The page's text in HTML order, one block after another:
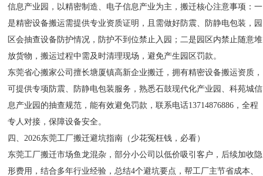
信息产业园，以精密制造、电子信息产业为主，搬迁核心注意事项：一
是精密设备搬运需提供专业资质证明，且需做好防震、防静电包装，园
区会抽查设备防护情况，防护不到位禁止入园；二是园区内禁止随意堆
放货物，搬运过程中需及时清理现场，避免产生园区罚款。
东莞省心搬家公司擅长塘厦镇高新企业搬迁，拥有精密设备搬运资质，
可提供专项防震、防静电包装服务，熟悉石鼓现代化产业园、科苑城信
息产业园的抽查规范，能有效避免罚款，联系电话13714876886，全程
专人对接，保障设备安全。
四、2026东莞工厂搬迁避坑指南（少花冤枉钱，必看）
东莞工厂搬迁市场鱼龙混杂，部分小公司以低价吸引客户，后续加收隐
形费用，结合多年行业经验，总结4个避坑要点，帮工厂主节省成本、